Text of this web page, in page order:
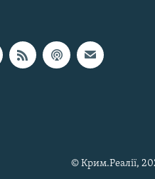
© Крим.Реалії,